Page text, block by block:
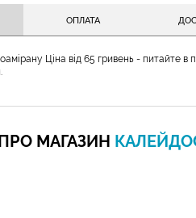
ОПЛАТА
Ціна від 65 гривень - питайте в
МАГАЗИН